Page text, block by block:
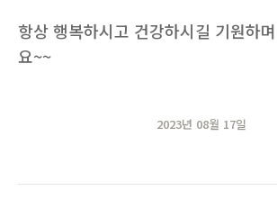
항상 행복하시고 건강하시길 기원하
요~~
2023년 08월 17일